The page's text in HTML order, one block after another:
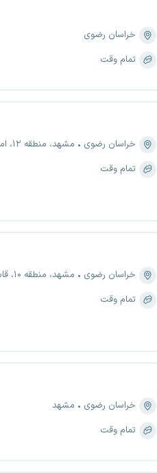
خراسان رضوی
تمام وقت
خراسان رضوی
مشهد، منطقه ۱۲، امیریه
تمام وقت
خراسان رضوی
مشهد، منطقه ۱۰، قاسم‌آباد (شهرک غرب)
تمام وقت
خراسان رضوی
مشهد
تمام وقت